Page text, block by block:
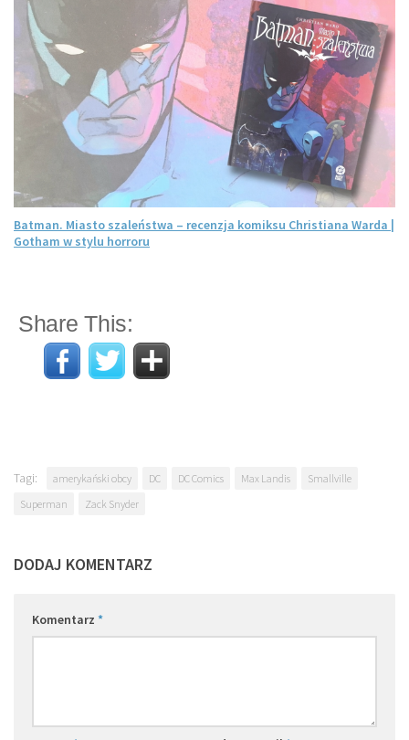
Batman. Miasto szaleństwa – recenzja komiksu Christiana Warda |
Gotham w stylu horroru
Share This:
Tagi: amerykański obcy DC DC Comics Max Landis
Smallville
Superman
Zack Snyder
DODAJ KOMENTARZ
Komentarz *